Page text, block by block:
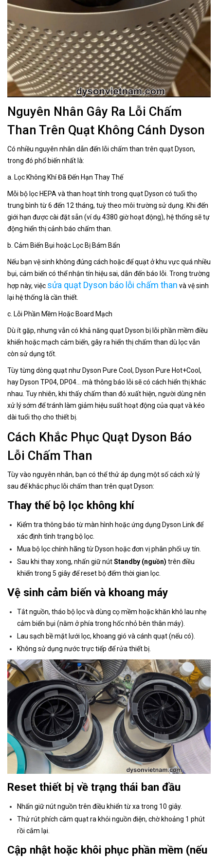
Nguyên Nhân Gây Ra Lỗi Chấm
Than Trên Quạt Không Cánh Dyson
Có nhiều nguyên nhân dẫn đến lỗi chấm than trên quạt Dyson,
trong đó phổ biến nhất là:
a. Lọc Không Khí Đã Đến Hạn Thay Thế
Mỗi bộ lọc HEPA và than hoạt tính trong quạt Dyson có tuổi thọ
trung bình từ 6 đến 12 tháng, tuỳ theo môi trường sử dụng. Khi đến
giới hạn được cài đặt sẵn (ví dụ 4380 giờ hoạt động), hệ thống sẽ tự
động hiển thị cảnh báo chấm than.
b. Cảm Biến Bụi hoặc Lọc Bị Bám Bẩn
Nếu bạn vệ sinh không đúng cách hoặc để quạt ở khu vực quá nhiều
bụi, cảm biến có thể nhận tín hiệu sai, dẫn đến báo lỗi. Trong trường
hợp này, việc sửa quạt Dyson báo lỗi chấm than và vệ sinh
lại hệ thống là cần thiết.
c. Lỗi Phần Mềm Hoặc Board Mạch
Dù ít gặp, nhưng vẫn có khả năng quạt Dyson bị lỗi phần mềm điều
khiển hoặc mạch cảm biến, gây ra hiển thị chấm than dù lọc vẫn
còn sử dụng tốt.
Tùy từng dòng quạt như Dyson Pure Cool, Dyson Pure Hot+Cool,
hay Dyson TP04, DP04... mà thông báo lỗi sẽ có cách hiển thị khác
nhau. Tuy nhiên, khi thấy chấm than đỏ xuất hiện, người dùng nên
xử lý sớm để tránh làm giảm hiệu suất hoạt động của quạt và kéo
dài tuổi thọ cho thiết bị.
Cách Khắc Phục Quạt Dyson Báo
Lỗi Chấm Than
Tùy vào nguyên nhân, bạn có thể thử áp dụng một số cách xử lý
sau để khắc phục lỗi chấm than trên quạt Dyson:
Thay thế bộ lọc không khí
Kiểm tra thông báo từ màn hình hoặc ứng dụng Dyson Link để
xác định tình trạng bộ lọc.
Mua bộ lọc chính hãng từ Dyson hoặc đơn vị phân phối uy tín.
Sau khi thay xong, nhấn giữ nútStandby (nguồn) trên điều
khiển trong 5 giây để reset bộ đếm thời gian lọc.
Vệ sinh cảm biến và khoang máy
Tắt nguồn, tháo bộ lọc và dùng cọ mềm hoặc khăn khô lau nhẹ
cảm biến bụi (nằm ở phía trong hốc nhỏ bên thân máy).
Lau sạch bề mặt lưới lọc, khoang gió và cánh quạt (nếu có).
Không sử dụng nước trực tiếp để rửa thiết bị.
Reset thiết bị về trạng thái ban đầu
Nhấn giữ nút nguồn trên điều khiển từ xa trong 10 giây.
Thử rút phích cắm quạt ra khỏi nguồn điện, chờ khoảng 1 phút
rồi cắm lại.
Cập nhật hoặc khôi phục phần mềm (nếu